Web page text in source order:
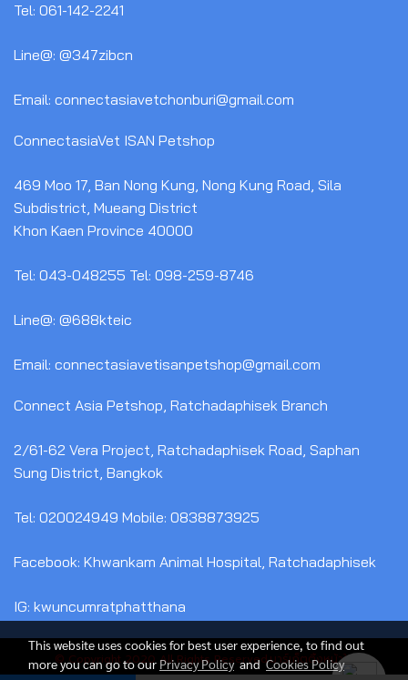
Tel: 061-142-2241
Line@: @347zibcn
Email: connectasiavetchonburi@gmail.com
ConnectasiaVet ISAN Petshop
469 Moo 17, Ban Nong Kung, Nong Kung Road, Sila
Subdistrict, Mueang District
Khon Kaen Province 40000
Tel: 043-048255 Tel: 098-259-8746
Line@: @688kteic
Email: connectasiavetisanpetshop@gmail.com
Connect Asia Petshop, Ratchadaphisek Branch
2/61-62 Vera Project, Ratchadaphisek Road, Saphan
Sung District, Bangkok
Tel: 020024949 Mobile: 0838873925
Facebook: Khwankam Animal Hospital, Ratchadaphisek
IG: kwuncumratphatthana
© Copyright 2020 All Rights Reserved.มาร์เก็ตติ้งหน้าใส
This website uses cookies for best user experience, to find out
more you can go to our Privacy PolicyandCookies Policy